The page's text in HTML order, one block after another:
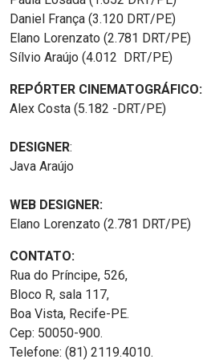
Daniel França (3.120 DRT/PE)
Elano Lorenzato (2.781 DRT/PE)
Sílvio Araújo (4.012 DRT/PE)
REPÓRTER CINEMATOGRÁFICO:
Alex Costa (5.182 -DRT/PE)
DESIGNER:
Java Araújo
WEB DESIGNER:
Elano Lorenzato (2.781 DRT/PE)
CONTATO:
Rua do Príncipe, 526,
Bloco R, sala 117,
Boa Vista, Recife-PE.
Cep: 50050-900.
Telefone: (81) 2119.4010.